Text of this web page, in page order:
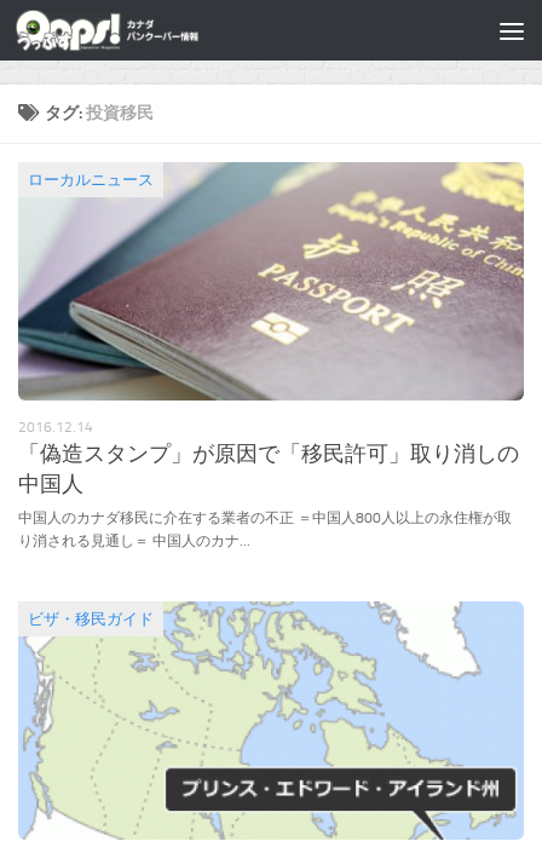
タグ:投資移民
ローカルニュース
2016.12.14
「偽造スタンプ」が原因で「移民許可」取り消しの
中国人
中国人のカナダ移民に介在する業者の不正 ＝中国人800人以上の永住権が取
り消される見通し＝ 中国人のカナ...
ビザ・移民ガイド